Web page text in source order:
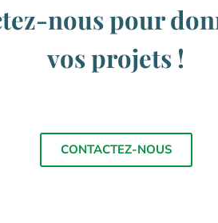
nous pour
vos projets !
CONTACTEZ-NOUS